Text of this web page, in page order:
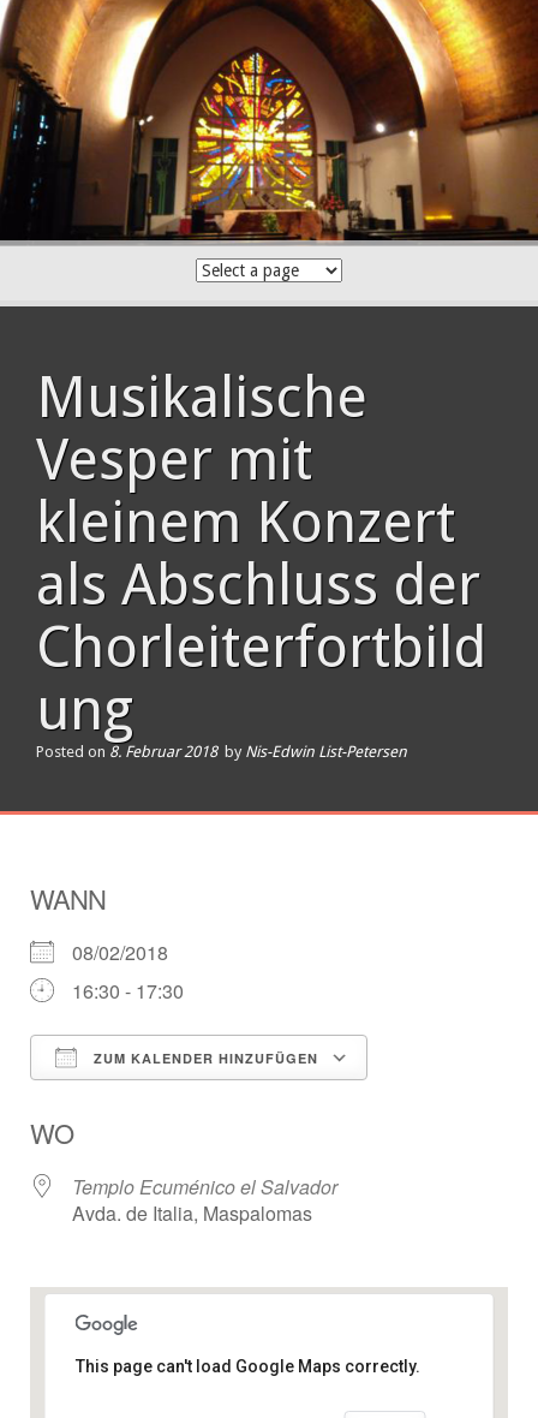
Skip
to
content
Musikalische
Vesper mit
kleinem Konzert
als Abschluss der
Chorleiterfortbild
ung
Posted on 8. Februar 2018 by Nis-Edwin List-Petersen
WANN
08/02/2018
16:30 - 17:30
ZUM KALENDER HINZUFÜGEN
WO
Templo Ecuménico el Salvador
Avda. de Italia, Maspalomas
This page can't load Google Maps correctly.